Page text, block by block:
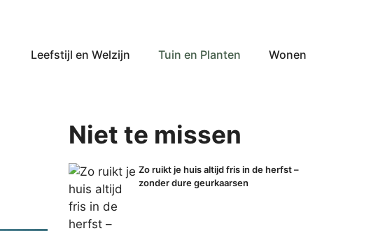
Leefstijl en Welzijn Tuin en Planten Wonen
Niet te missen
Zo ruikt je huis altijd fris in de herfst –
zonder dure geurkaarsen